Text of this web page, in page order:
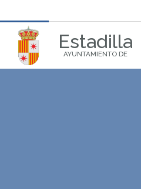
Estadilla
AYUNTAMIENTO DE